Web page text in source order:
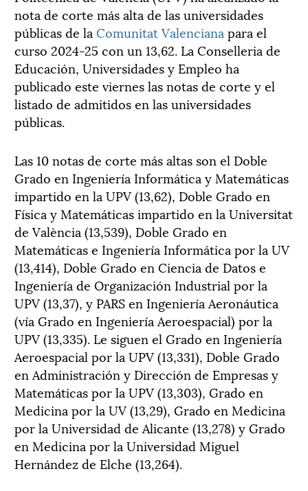
nota de corte más alta de las universidades
públicas de la Comunitat Valenciana para el
curso 2024-25 con un 13,62. La Conselleria de
Educación, Universidades y Empleo ha
publicado este viernes las notas de corte y el
listado de admitidos en las universidades
públicas.
Las 10 notas de corte más altas son el Doble
Grado en Ingeniería Informática y Matemáticas
impartido en la UPV (13,62), Doble Grado en
Física y Matemáticas impartido en la Universitat
de València (13,539), Doble Grado en
Matemáticas e Ingeniería Informática por la UV
(13,414), Doble Grado en Ciencia de Datos e
Ingeniería de Organización Industrial por la
UPV (13,37), y PARS en Ingeniería Aeronáutica
(vía Grado en Ingeniería Aeroespacial) por la
UPV (13,335). Le siguen el Grado en Ingeniería
Aeroespacial por la UPV (13,331), Doble Grado
en Administración y Dirección de Empresas y
Matemáticas por la UPV (13,303), Grado en
Medicina por la UV (13,29), Grado en Medicina
por la Universidad de Alicante (13,278) y Grado
en Medicina por la Universidad Miguel
Hernández de Elche (13,264).